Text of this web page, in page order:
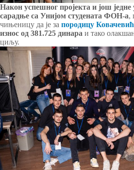
Након успешног пројекта и још једне
сарадње са Унијом студената ФОН-а,
чињеницу да је за породицу Ковачевић
износ од 381.725 динара и тако
циљу.